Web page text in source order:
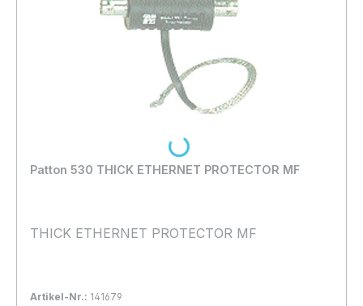
Patton 530 THICK ETHERNET PROTECTOR MF
THICK ETHERNET PROTECTOR MF
Artikel-Nr.: 141679
Loading...